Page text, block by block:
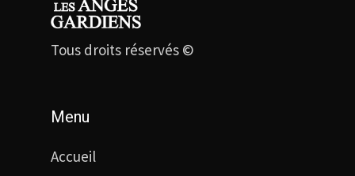
Tous droits réservés ©
Menu
Accueil